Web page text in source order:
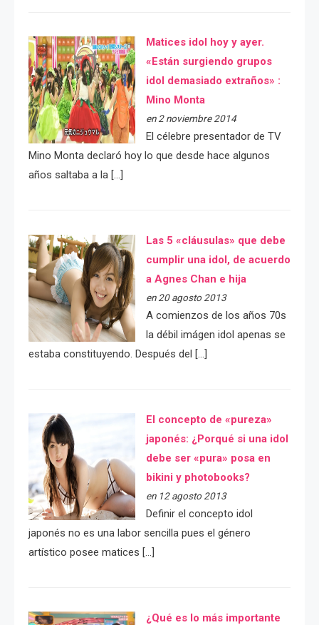
Matices idol hoy y ayer.
«Están surgiendo grupos
idol demasiado extraños» :
Mino Monta
en 2 noviembre 2014
El célebre presentador de TV
Mino Monta declaró hoy lo que desde hace algunos
años saltaba a la […]
Las 5 «cláusulas» que debe
cumplir una idol, de acuerdo
a Agnes Chan e hija
en 20 agosto 2013
A comienzos de los años 70s
la débil imágen idol apenas se
estaba constituyendo. Después del […]
El concepto de «pureza»
japonés: ¿Porqué si una idol
debe ser «pura» posa en
bikini y photobooks?
en 12 agosto 2013
Definir el concepto idol
japonés no es una labor sencilla pues el género
artístico posee matices […]
¿Qué es lo más importante